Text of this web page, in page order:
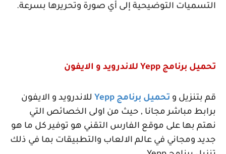
التسميات التوضيحية إلى أي صورة وتحريرها بسرعة.
تحميل برنامج Yepp للاندرويد و الايفون
قم بتنزيل و تحميل برنامج Yepp للاندرويد و الايفون
برابط مباشر مجانا , حيث من اولى الخصائص التي
نهتم بها على موقع الفارس التقني هو توفير كل ما هو
جديد ومجاني في عالم الالعاب والتطبيقات بما في ذلك